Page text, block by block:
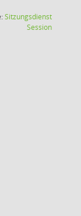
Sitzungsdienst
Session(Wird in